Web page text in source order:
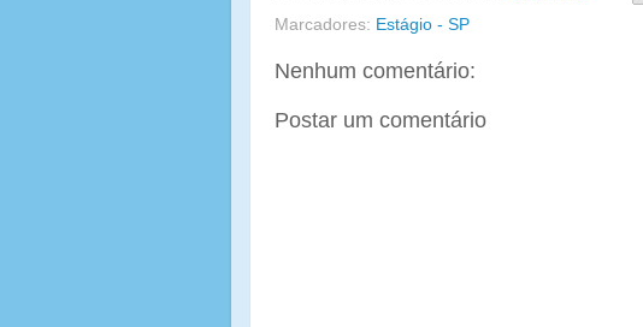
Marcadores: Estágio - SP
Nenhum comentário:
Postar um comentário